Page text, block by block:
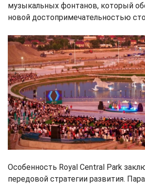
музыкальных фонтанов, который
новой достопримечательностью
Особенность Royal Central Park
передовой стратегии развития.